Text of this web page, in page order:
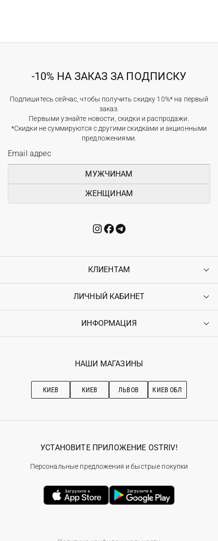
-10% НА ЗАКАЗ ЗА ПОДПИСКУ
Подпишитесь сейчас, чтобы получить скидку 10%* на первый
заказ.
Первыми узнайте новости, скидки и распродажи.
*Скидки не суммируются с другими скидками и акционными
предложениями.
МУЖЧИНАМ
ЖЕНЩИНАМ
КЛИЕНТАМ
Контакты
Возврат
Гарантия
ЛИЧНЫЙ КАБИНЕТ
Войти
Ostriv Club+
ИНФОРМАЦИЯ
Наши магазини
Рекомендации по уходу
НАШИ МАГАЗИНЫ
КИЕВ КИЕВ ЛЬВОВ КИЕВ ОБЛ
УСТАНОВИТЕ ПРИЛОЖЕНИЕ OSTRIV!
Персональные предложения и быстрые покупки